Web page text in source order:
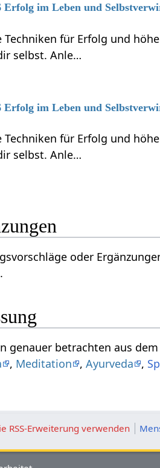
Erfolg im Leben und
Techniken für Erfolg und
selbst. Anle…
Erfolg im Leben und
Techniken für Erfolg und
selbst. Anle…
oder Ergänzungen zu diesem
Brüllen‏‎ kann genauer betrachten
, Meditation ,Ayurveda ,
RSS-Erweiterung verwenden